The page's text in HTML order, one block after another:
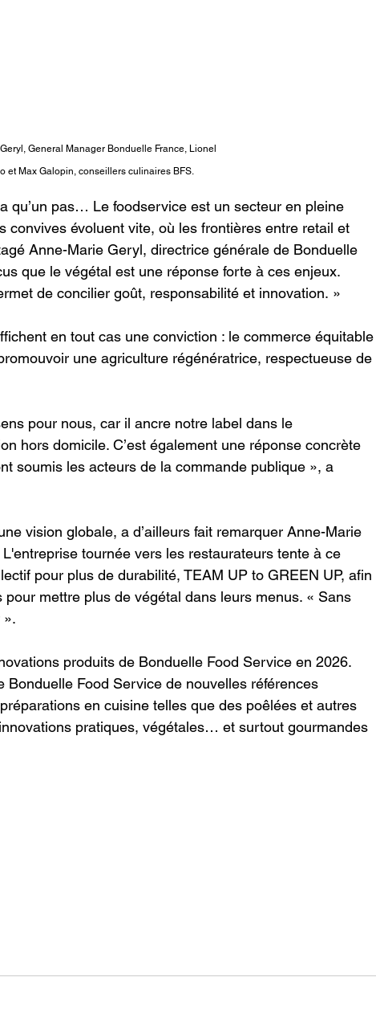
General Manager Bonduelle France, Lionel
et Max Galopin, conseillers culinaires BFS.
qu’un pas… Le foodservice est un secteur en pleine
convives évoluent vite, où les frontières entre retail et
Anne-Marie Geryl, directrice générale de Bonduelle
que le végétal est une réponse forte à ces enjeux.
de concilier goût, responsabilité et innovation. »
en tout cas une conviction : le commerce équitable
une agriculture régénératrice, respectueuse de
pour nous, car il ancre notre label dans le
hors domicile. C’est également une réponse concrète
soumis les acteurs de la commande publique », a
vision globale, a d’ailleurs fait remarquer Anne-Marie
tournée vers les restaurateurs tente à ce
pour plus de durabilité, TEAM UP to GREEN UP, afin
mettre plus de végétal dans leurs menus. « Sans
».
produits de Bonduelle Food Service en 2026.
Bonduelle Food Service de nouvelles références
en cuisine telles que des poêlées et autres
pratiques, végétales… et surtout gourmandes